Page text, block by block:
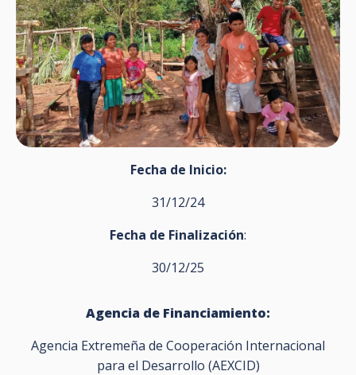
Fecha de Inicio:
31/12/24
Fecha de Finalización:
30/12/25
Agencia de Financiamiento:
Agencia Extremeña de Cooperación Internacional
para el Desarrollo (AEXCID)